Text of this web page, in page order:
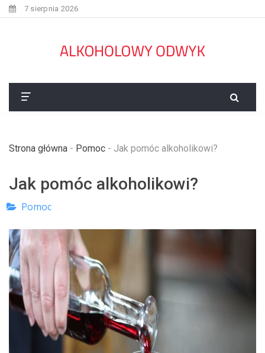
7 sierpnia 2026
Strona główna - Pomoc - Jak pomóc alkoholikowi?
Jak pomóc alkoholikowi?
Pomoc